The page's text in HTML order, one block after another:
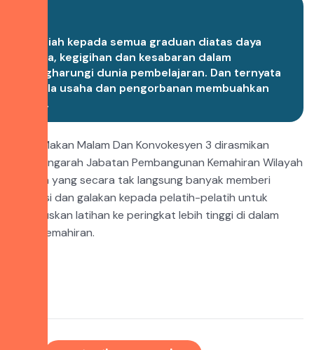
Tahniah kepada semua graduan diatas daya
usaha, kegigihan dan kesabaran dalam
mengharungi dunia pembelajaran. Dan ternyata
segala usaha dan pengorbanan membuahkan
hasil.
Majlis Makan Malam Dan Konvokesyen 3 dirasmikan
oleh Pengarah Jabatan Pembangunan Kemahiran Wilayah
Selatan yang secara tak langsung banyak memberi
inspirasi dan galakan kepada pelatih-pelatih untuk
meneruskan latihan ke peringkat lebih tinggi di dalam
aliran kemahiran.